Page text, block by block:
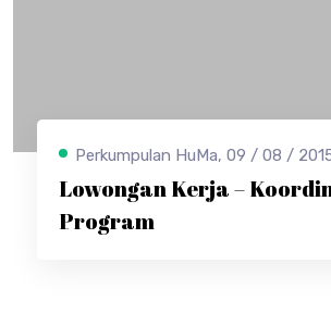
Perkumpulan HuMa, 09 / 08 /
Lowongan Kerja –
Program